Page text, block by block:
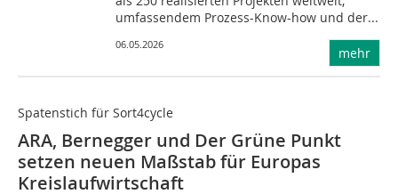
umfassendem Prozess-Know-how und der...
06.05.2026
mehr
Spatenstich für Sort4cycle
ARA, Bernegger und Der Grüne Punkt
setzen neuen Maßstab für Europas
Kreislaufwirtschaft